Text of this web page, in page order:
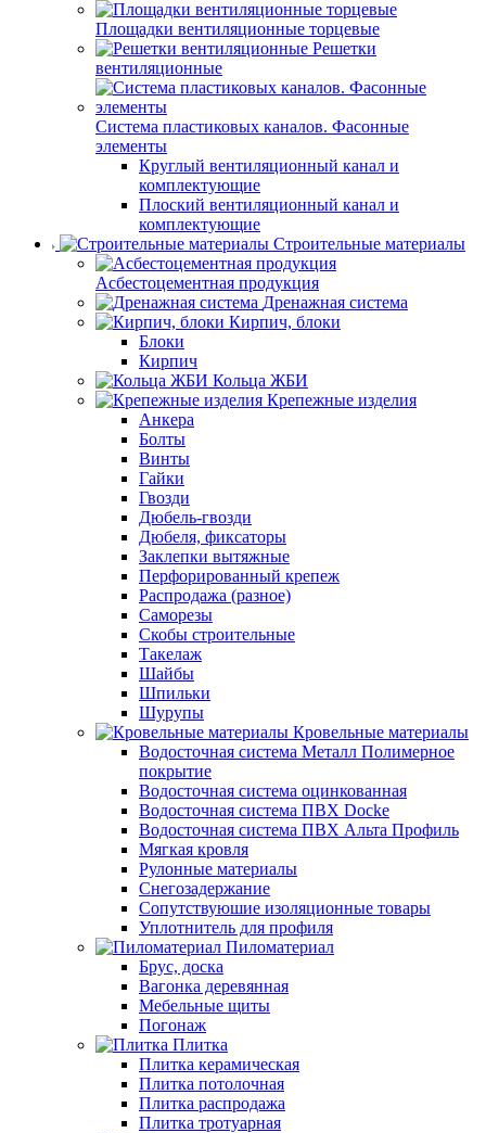
Площадки вентиляционные торцевые
Решетки
вентиляционные
Система пластиковых каналов. Фасонные
элементы
Круглый вентиляционный канал и
комплектующие
Плоский вентиляционный канал и
комплектующие
Строительные материалы
Асбестоцементная продукция
Дренажная система
Кирпич, блоки
Блоки
Кирпич
Кольца ЖБИ
Крепежные изделия
Анкера
Болты
Винты
Гайки
Гвозди
Дюбель-гвозди
Дюбеля, фиксаторы
Заклепки вытяжные
Перфорированный крепеж
Распродажа (разное)
Саморезы
Скобы строительные
Такелаж
Шайбы
Шпильки
Шурупы
Кровельные материалы
Водосточная система Металл Полимерное
покрытие
Водосточная система оцинкованная
Водосточная система ПВХ Docke
Водосточная система ПВХ Альта Профиль
Мягкая кровля
Рулонные материалы
Снегозадержание
Сопутствуюшие изоляционные товары
Уплотнитель для профиля
Пиломатериал
Брус, доска
Вагонка деревянная
Мебельные щиты
Погонаж
Плитка
Плитка керамическая
Плитка потолочная
Плитка распродажа
Плитка тротуарная